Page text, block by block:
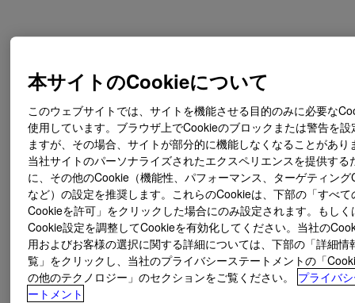
本サイトのCookieについて
このウェブサイトでは、サイトを機能させる目的のみに必要な
使用しています。ブラウザ上でCookieのブロックまたは警告を設
ますが、その場合、サイトが部分的に機能しなくなることがあり
当社サイトのパーソナライズされたエクスペリエンスを提供する
に、その他のCookie（機能性、パフォーマンス、ターゲティング
など）の設定を推奨します。これらのCookieは、下部の「すべて
Cookieを許可」をクリックした場合にのみ設定されます。もしく
Cookie設定を調整してCookieを有効化してください。当社の
用およびお客様の選択に関する詳細については、下部の「詳細情
覧」をクリックし、当社のプライバシーステートメントの「
の他のテクノロジー」のセクションをご覧ください。
プライバ
ートメント